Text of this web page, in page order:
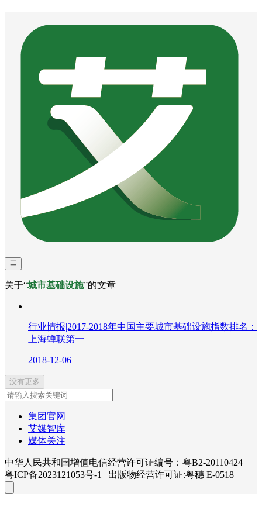
关于“城市基础设施”的文章
行业情报|2017-2018年中国主要城市基础设施指数排名：
上海蝉联第一
2018-12-06
没有更多
集团官网
艾媒智库
媒体关注
中华人民共和国增值电信经营许可证编号：粤B2-20110424 |
粤ICP备2023121053号-1 | 出版物经营许可证:粤穗 E-0518